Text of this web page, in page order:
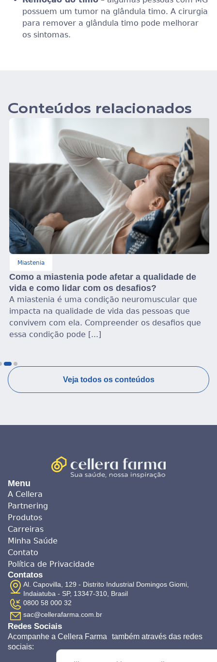
possuem um tumor na glândula timo. A cirurgia
para remover a glândula timo pode melhorar
os sintomas.
Conteúdos relacionados
Miastenia
Como a miastenia pode afetar a qualidade de
vida e como lidar com os desafios?
A miastenia é uma condição neuromuscular que
impacta na qualidade de vida das pessoas que
convivem com ela. Compreender os desafios que
essa condição pode [...]
Veja todos os conteúdos
Menu
A Cellera
Partnering
Produtos
Carreiras
Minha Saúde
Contato
Política de Privacidade
Contatos
Al. Capovilla, 129 - Distrito Industrial Domingos Giomi,
Indaiatuba - SP, 13347-310, Brasil
0800 58 000 32
sac@cellerafarma.com.br
Redes Sociais
Acompanhe a Cellera Farma também através das redes
sociais: